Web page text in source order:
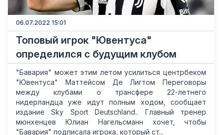
06.07.2022 15:01
Топовый игрок "Ювентуса"
определился с будущим клубом
"Бавария" может этим летом усилиться центрбеком
"Ювентуса" Маттейсом Де Лигтом Переговоры
между клубами о трансфере 22-летнего
нидерландца уже идут полным ходом, сообщает
издание Sky Sport Deutschland.. Главный тренер
мюнхенцев Юлиан Нагельсманн хочет, чтобы
"Бавария" подписала игрока, который ст...